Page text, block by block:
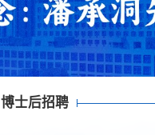
博士后招聘